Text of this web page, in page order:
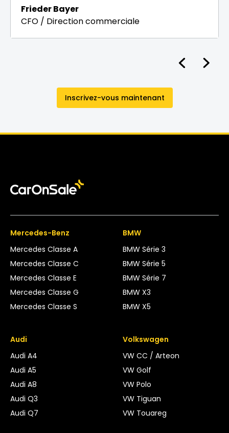
Frieder Bayer
CFO / Direction commerciale
Inscrivez-vous maintenant
Mercedes-Benz
Mercedes Classe A
Mercedes Classe C
Mercedes Classe E
Mercedes Classe G
Mercedes Classe S
BMW
BMW Série 3
BMW Série 5
BMW Série 7
BMW X3
BMW X5
Audi
Audi A4
Audi A5
Audi A8
Audi Q3
Audi Q7
Volkswagen
VW CC / Arteon
VW Golf
VW Polo
VW Tiguan
VW Touareg